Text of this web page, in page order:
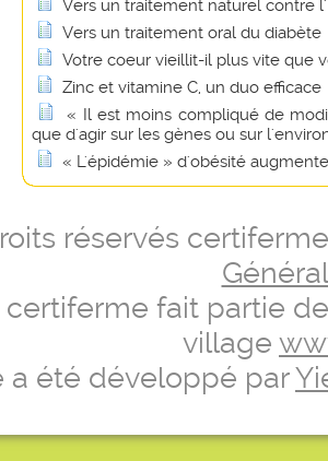
Vers un traitement naturel contre
Vers un traitement oral du diabète
Votre coeur vieillit-il plus vite que
Zinc et vitamine C, un duo efficace
« Il est moins compliqué de
que d'agir sur les gènes ou sur
« L'épidémie » d'obésité
réservés
certiferme fait partie
village
a été développé par